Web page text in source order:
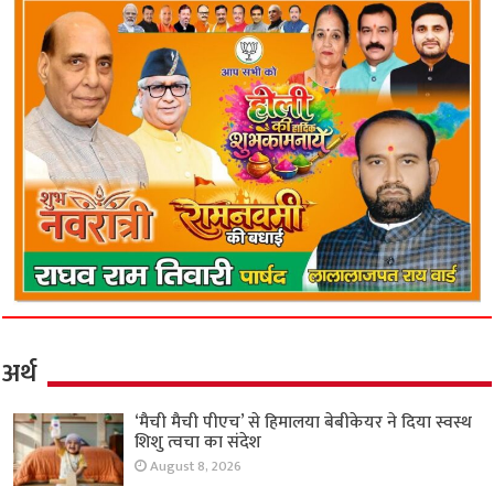
अर्थ
‘मैची मैची पीएच’ से हिमालया बेबीकेयर ने दिया स्वस्थ
शिशु त्वचा का संदेश
August 8, 2026